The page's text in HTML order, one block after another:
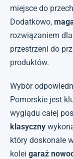
miejsce do
Dodatkowo,
rozwiązaniem
przestrzeni do
produktów.
Wybór
Pomorskie jest
wyglądu całej
klasyczny
który doskonale
kolei garaż